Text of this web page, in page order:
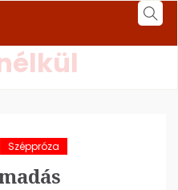
Széppróza